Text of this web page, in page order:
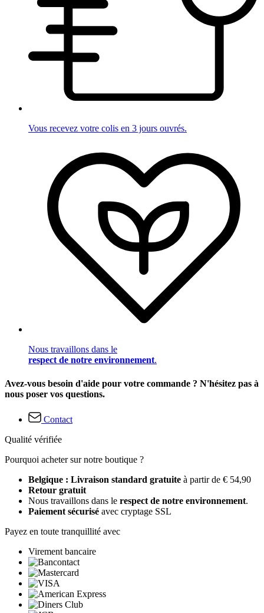
Vous recevez votre colis en 3 jours ouvrés.
Nous travaillons dans le
respect de notre environnement.
Avez-vous besoin d'aide pour votre commande ? N'hésitez pas à
nous poser vos questions.
Contact
Qualité vérifiée
Pourquoi acheter sur notre boutique ?
Belgique : Livraison standard gratuite à partir de € 54,90
Retour gratuit
Nous travaillons dans le respect de notre environnement.
Paiement sécurisé avec cryptage SSL
Payez en toute tranquillité avec
Virement bancaire